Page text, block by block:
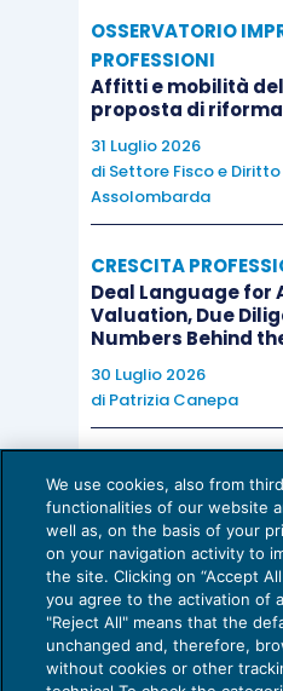
OSSERVATORIO
PROFESSIONI
Affitti e mobilità
proposta di riforma
31 Luglio 2026
di Settore Fisco e
Assolombarda
CRESCITA
Deal Language for
Valuation, Due
Numbers Behind
30 Luglio 2026
di Patrizia Canepa
EU AI Act e studi
scadenze concrete
27 Luglio 2026
di Diego Barberie
We use cookies, also from
functionalities of our website
well as, on the basis of your
on your navigation activity to
the site. Clicking on “Accept
you agree to the activation of
"Reject All" means that the
unchanged and, therefore,
without cookies or other